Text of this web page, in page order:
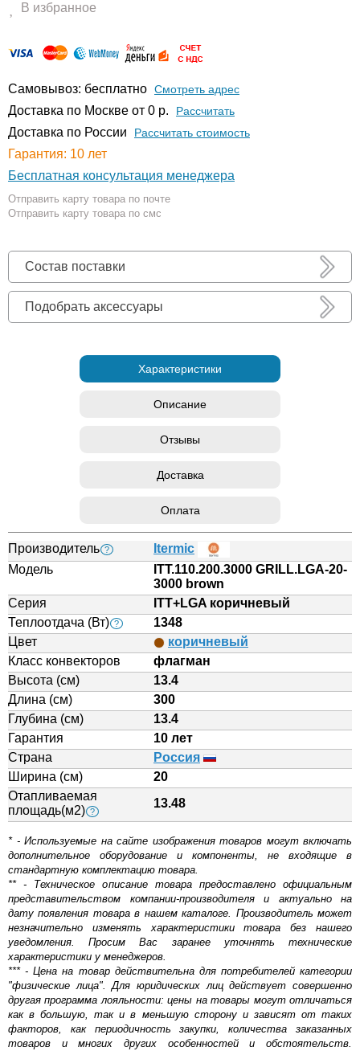
В избранное
Самовывоз: бесплатно Смотреть адрес
Доставка по Москве от 0 р. Расcчитать
Доставка по России Рассчитать стоимость
Гарантия: 10 лет
Бесплатная консультация менеджера
Отправить карту товара по почте
Отправить карту товара по смс
Состав поставки
Подобрать аксессуары
Характеристики
Описание
Отзывы
Доставка
Оплата
Производитель ?
Itermic
Модель
ITT.110.200.3000 GRILL.LGA-20-
3000 brown
Серия
ITT+LGA коричневый
Теплоотдача (Вт) ?
1348
Цвет
коричневый
Класс конвекторов
флагман
Высота (см)
13.4
Длина (см)
300
Глубина (см)
13.4
Гарантия
10 лет
Страна
Россия
Ширина (см)
20
Отапливаемая
площадь(м2) ?
13.48
* - Используемые на сайте изображения товаров могут включать
дополнительное оборудование и компоненты, не входящие в
стандартную комплектацию товара.
** - Техническое описание товара предоставлено официальным
представительством компании-производителя и актуально на
дату появления товара в нашем каталоге. Производитель может
незначительно изменять характеристики товара без нашего
уведомления. Просим Вас заранее уточнять технические
характеристики у менеджеров.
*** - Цена на товар действительна для потребителей категории
"физические лица". Для юридических лиц действует совершенно
другая программа лояльности: цены на товары могут отличаться
как в большую, так и в меньшую сторону и зависят от таких
факторов, как периодичность закупки, количества заказанных
товаров и многих других особенностей и обстоятельств.